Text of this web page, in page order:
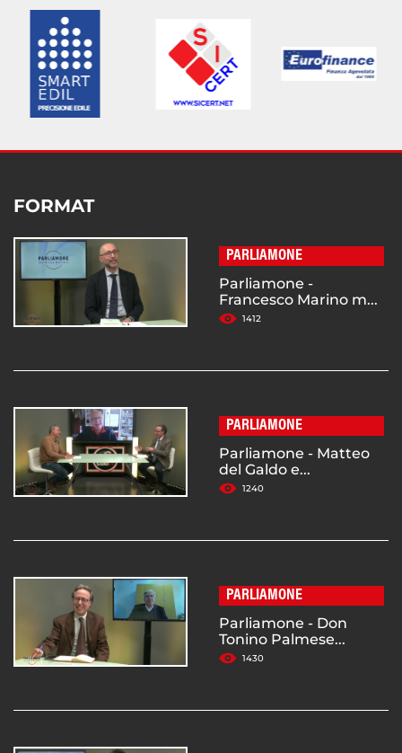
FORMAT
PARLIAMONE
Parliamone -
Francesco Marino m...
1412
PARLIAMONE
Parliamone - Matteo
del Galdo e...
1240
PARLIAMONE
Parliamone - Don
Tonino Palmese...
1430